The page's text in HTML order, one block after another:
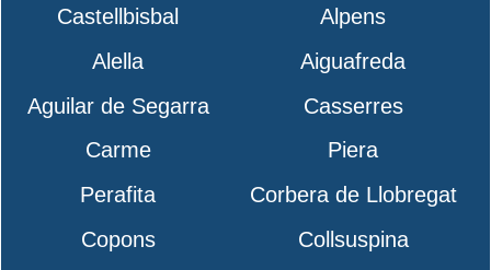
Castellbisbal
Alpens
Alella
Aiguafreda
Aguilar de Segarra
Casserres
Carme
Piera
Perafita
Corbera de Llobregat
Copons
Collsuspina